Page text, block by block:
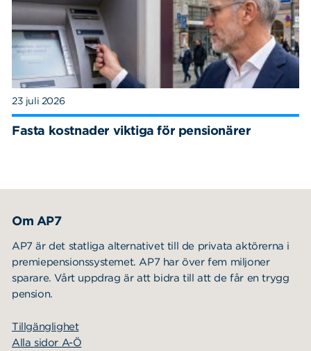
23 juli 2026
Fasta kostnader viktiga för pensionärer
Om AP7
AP7 är det statliga alternativet till de privata aktörerna i
premiepensionssystemet. AP7 har över fem miljoner
sparare. Vårt uppdrag är att bidra till att de får en trygg
pension.
Tillgänglighet
Alla sidor A-Ö